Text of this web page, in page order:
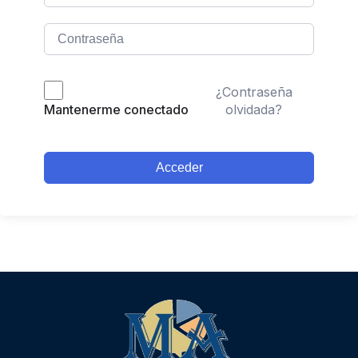
Mantenerme conectado
¿Contraseña
olvidada?
Acceder